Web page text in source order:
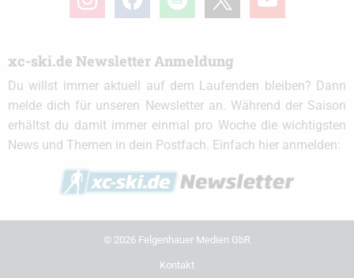
xc-ski.de Newsletter Anmeldung
Du willst immer aktuell auf dem Laufenden bleiben? Dann
melde dich für unseren Newsletter an. Während der Saison
erhältst du damit immer einmal pro Woche die wichtigsten
News und Themen in dein Postfach. Einfach hier anmelden:
© 2026 Felgenhauer Medien GbR
Kontakt